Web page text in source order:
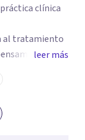
clínica
al tratamiento
TOC,
y
de
leer más